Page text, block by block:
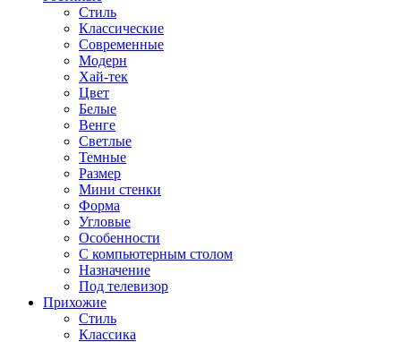
Стиль
Классические
Современные
Модерн
Хай-тек
Цвет
Белые
Венге
Светлые
Темные
Размер
Мини стенки
Форма
Угловые
Особенности
С компьютерным столом
Назначение
Под телевизор
Прихожие
Стиль
Классика